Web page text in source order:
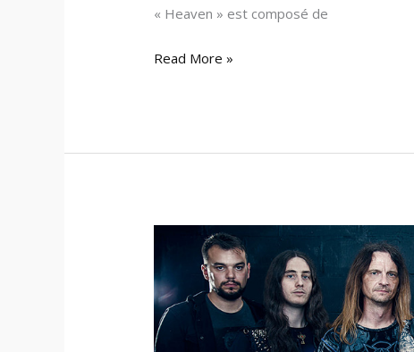
« Heaven » est composé de
Read More »
–
Un
dernier